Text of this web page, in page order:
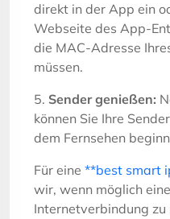
direkt in der App ein
Webseite des App-
die MAC-Adresse
müssen.
5. Sender genießen:
können Sie Ihre
dem Fernsehen
Für eine **best smart
wir, wenn möglich
Internetverbindung